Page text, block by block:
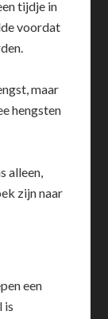
tijdje in
voordat
maar
hengsten
alleen,
zijn naar
een
is